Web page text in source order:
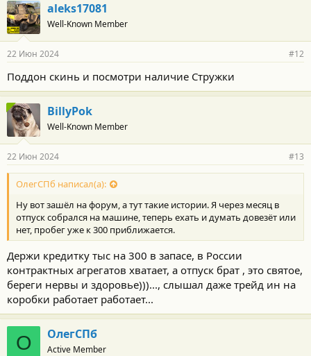
aleks17081
Well-Known Member
22 Июн 2024 #12
Поддон скинь и посмотри наличие Стружки
BillyPok
Well-Known Member
22 Июн 2024 #13
ОлегСПб написал(а):
Ну вот зашёл на форум, а тут такие истории. Я через месяц в
отпуск собрался на машине, теперь ехать и думать довезёт или
нет, пробег уже к 300 приближается.
Держи кредитку тыс на 300 в запасе, в России
контрактных агрегатов хватает, а отпуск брат , это святое,
береги нервы и здоровье)))..., слышал даже трейд ин на
коробки работает работает...
О ОлегСПб
Active Member